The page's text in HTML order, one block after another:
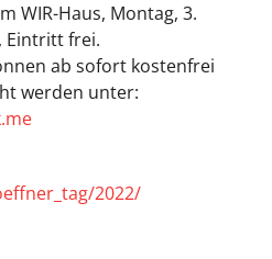
WIR-Haus, Montag, 3.
Eintritt frei.
ab sofort kostenfrei
werden unter:
2022/